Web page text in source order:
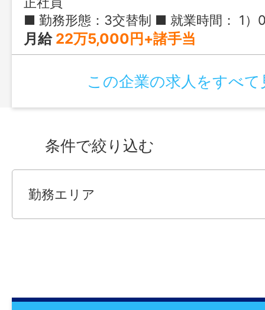
■ 勤務形態：3交替制 ■ 就業時間： 1）0:00-8:15 2）8:00-16:15 3）16:00-0:15 ※日勤のみ希望などの場合、応募時に
月給 22万5,000円+諸手当
この企業の求人をすべて
条件で絞り込む
勤務エリア